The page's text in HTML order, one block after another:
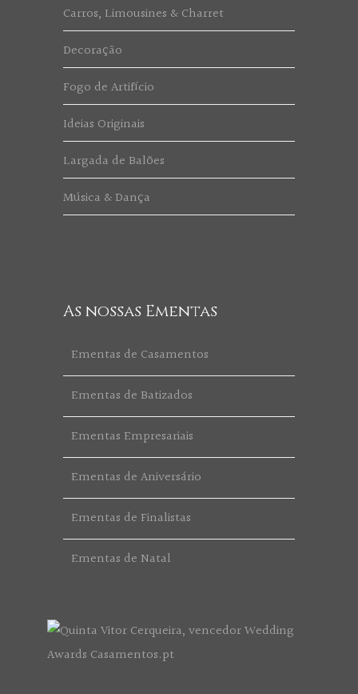
Carros, Limousines & Charret
Decoração
Fogo de Artifício
Ideias Originais
Largada de Balões
Música & Dança
As nossas Ementas
Ementas de Casamentos
Ementas de Batizados
Ementas Empresariais
Ementas de Aniversário
Ementas de Finalistas
Ementas de Natal